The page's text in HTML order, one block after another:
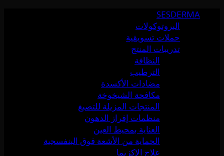
SESDERMA
البروتوكولات
حملات تسويقية
تدريبات المنتج
النظافة
الترطيب
مضادات الأكسدة
مكافحة الشيخوخة
المنتجات المزيلة للتصبغ
منظمات إفراز الدهون
العناية بمحيط العين
الحماية من الأشعة فوق البنفسجية
علاج الإكزيما